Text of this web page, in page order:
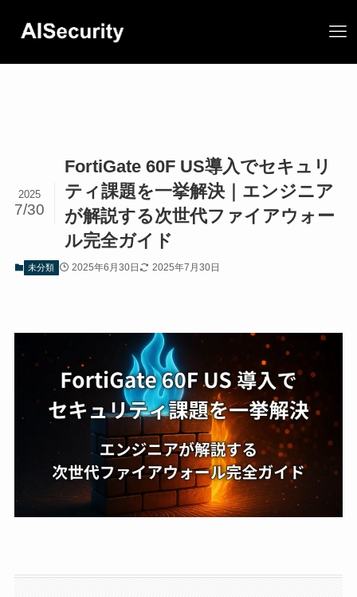
FortiGate 60F US導入でセキュリ
ティ課題を一挙解決｜エンジニア
が解説する次世代ファイアウォー
ル完全ガイド
2025
7/30
未分類 2025年6月30日 2025年7月30日